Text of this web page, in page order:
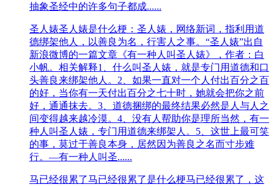
抽象圣经中的许多句子都成......
圣人婊圣人婊是什么梗：圣人婊，网络新词，指利用道
德绑架他人，以善良为名，行害人之事。“圣人婊”出自
新浪微博的一篇文章《有一种人叫圣人婊》，作者：白
小帆。相关解释1、什么叫圣人婊，就是专门用道德和口
头善良来绑架他人。2、如果一直对一个人付出百分之百
的好，当你有一天付出百分之七十时，她就会把你之前
好，通通抹去。3、道德捆绑的最终结果必然是人与人之
间变得越来越冷漠。4、没有人帮助你是理所当然，有一
种人叫圣人婊，专门用道德来绑架人。5、这世上最可笑
的事，莫过于善良本身，居然因为善良之名而寸步难
行。—有一种人叫圣......
马已经很累了马已经很累了是什么梗马已经很累了，这